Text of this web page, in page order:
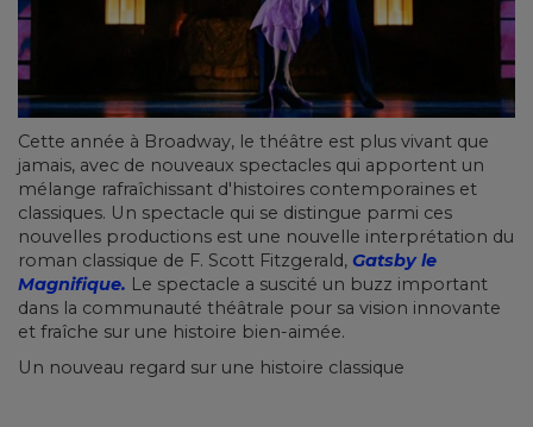
Cette année à Broadway, le théâtre est plus vivant que
jamais, avec de nouveaux spectacles qui apportent un
mélange rafraîchissant d'histoires contemporaines et
classiques. Un spectacle qui se distingue parmi ces
nouvelles productions est une nouvelle interprétation du
roman classique de F. Scott Fitzgerald, Gatsby le
Magnifique. Le spectacle a suscité un buzz important
dans la communauté théâtrale pour sa vision innovante
et fraîche sur une histoire bien-aimée.
Un nouveau regard sur une histoire classique